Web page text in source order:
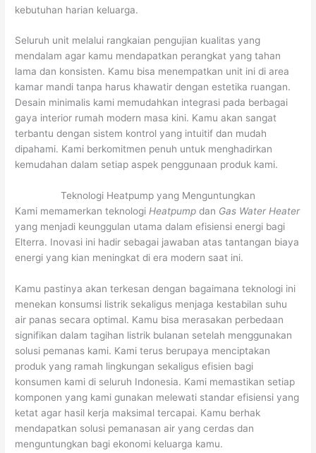
kebutuhan harian keluarga.
Seluruh unit melalui rangkaian pengujian kualitas yang
mendalam agar kamu mendapatkan perangkat yang tahan
lama dan konsisten. Kamu bisa menempatkan unit ini di area
kamar mandi tanpa harus khawatir dengan estetika ruangan.
Desain minimalis kami memudahkan integrasi pada berbagai
gaya interior rumah modern masa kini. Kamu akan sangat
terbantu dengan sistem kontrol yang intuitif dan mudah
dipahami. Kami berkomitmen penuh untuk menghadirkan
kemudahan dalam setiap aspek penggunaan produk kami.
Teknologi Heatpump yang Menguntungkan
Kami memamerkan teknologiHeatpump dan Gas Water Heater
yang menjadi keunggulan utama dalam efisiensi energi bagi
Elterra. Inovasi ini hadir sebagai jawaban atas tantangan biaya
energi yang kian meningkat di era modern saat ini.
Kamu pastinya akan terkesan dengan bagaimana teknologi ini
menekan konsumsi listrik sekaligus menjaga kestabilan suhu
air panas secara optimal. Kamu bisa merasakan perbedaan
signifikan dalam tagihan listrik bulanan setelah menggunakan
solusi pemanas kami. Kami terus berupaya menciptakan
produk yang ramah lingkungan sekaligus efisien bagi
konsumen kami di seluruh Indonesia. Kami memastikan setiap
komponen yang kami gunakan melewati standar efisiensi yang
ketat agar hasil kerja maksimal tercapai. Kamu berhak
mendapatkan solusi pemanasan air yang cerdas dan
menguntungkan bagi ekonomi keluarga kamu.